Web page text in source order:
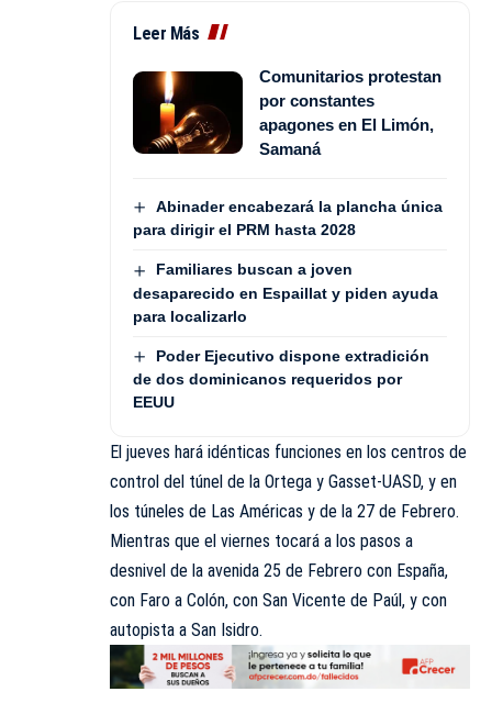
Leer Más
Comunitarios protestan
por constantes
apagones en El Limón,
Samaná
Abinader encabezará la plancha única
para dirigir el PRM hasta 2028
Familiares buscan a joven
desaparecido en Espaillat y piden ayuda
para localizarlo
Poder Ejecutivo dispone extradición
de dos dominicanos requeridos por
EEUU
El jueves hará idénticas funciones en los centros de
control del túnel de la Ortega y Gasset-UASD, y en
los túneles de Las Américas y de la 27 de Febrero.
Mientras que el viernes tocará a los pasos a
desnivel de la avenida 25 de Febrero con España,
con Faro a Colón, con San Vicente de Paúl, y con
autopista a San Isidro.